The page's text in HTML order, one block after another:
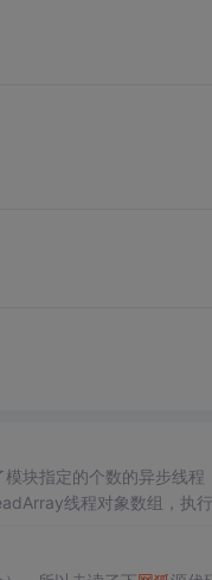
块指定的个数的异步线程
线程对象数组，执